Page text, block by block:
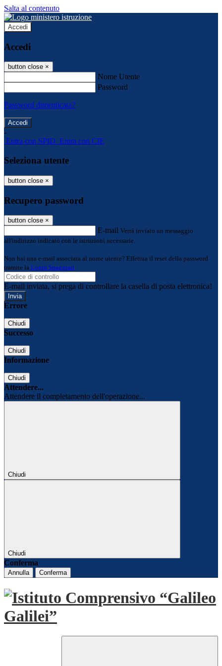
Salta al contenuto
Accedi
Accedi
button close ×
Nome Utente
Password
Password dimenticata?
-
Entra con SPID Entra con CIE
Seleziona utente
button close ×
Recupero password
button close ×
E-mail Verrà inviato un messaggio
all'indirizzo indicato con le istruzioni necessarie.
Non hai una e-mail associata al nome utente? Effettua il reset della password
tramite la Login Spaggiari
E-mail inviata, si prega di controllare la casella di posta elettronica!
Errore
Chiudi
Successo
Chiudi
Informazione
Chiudi
Attendere...
Attendere il completamento dell'operazione...
Chiudi
Chiudi
Conferma
Annulla Conferma